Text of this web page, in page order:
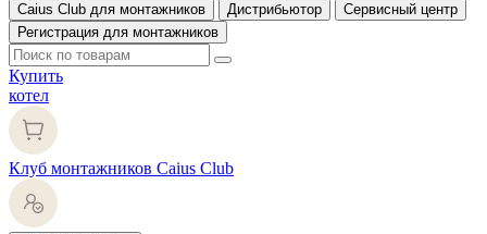
Caius Club для монтажников
Дистрибьютор
Сервисный центр
Регистрация для монтажников
Купить
котел
Клуб монтажников Caius Club